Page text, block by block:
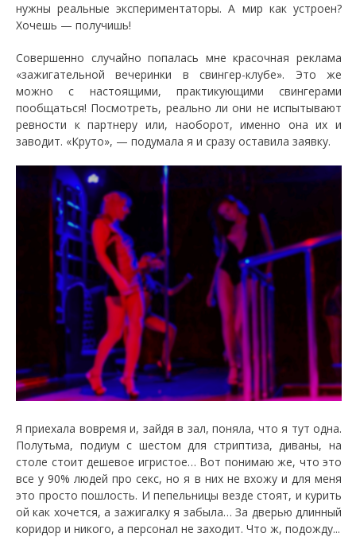
нужны реальные экспериментаторы. А мир как устроен?
Хочешь — получишь!
Совершенно случайно попалась мне красочная реклама
«зажигательной вечеринки в свингер-клубе». Это же
можно с настоящими, практикующими свингерами
пообщаться! Посмотреть, реально ли они не испытывают
ревности к партнеру или, наоборот, именно она их и
заводит. «Круто», — подумала я и сразу оставила заявку.
Я приехала вовремя и, зайдя в зал, поняла, что я тут одна.
Полутьма, подиум с шестом для стриптиза, диваны, на
столе стоит дешевое игристое… Вот понимаю же, что это
все у 90% людей про секс, но я в них не вхожу и для меня
это просто пошлость. И пепельницы везде стоят, и курить
ой как хочется, а зажигалку я забыла… За дверью длинный
коридор и никого, а персонал не заходит. Что ж, подожду...